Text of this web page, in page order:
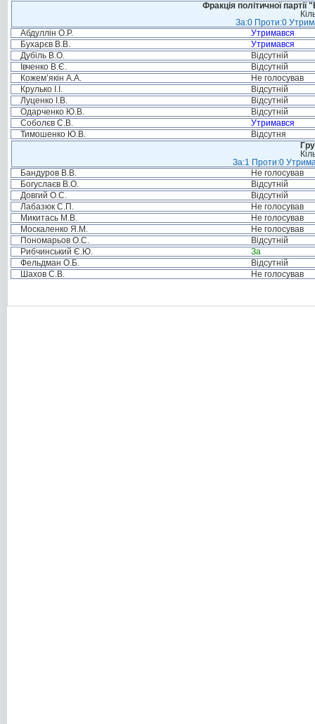
Фракція політичної
За:0 Проти:0
Абдуллін О.Р.
Утримався
Бухарєв В.В.
Утримався
Дубіль В.О.
Відсутній
Івченко В.Є.
Відсутній
Кожем’якін А.А.
Не голосував
Крулько І.І.
Відсутній
Луценко І.В.
Відсутній
Одарченко Ю.В.
Відсутній
Соболєв С.В.
Утримався
Тимошенко Ю.В.
Відсутня
За:1 Проти:0
Бандуров В.В.
Не голосував
Богуслаєв В.О.
Відсутній
Довгий О.С.
Відсутній
Лабазюк С.П.
Не голосував
Микитась М.В.
Не голосував
Москаленко Я.М.
Не голосував
Пономарьов О.С.
Відсутній
Рибчинський Є.Ю.
За
Фельдман О.Б.
Відсутній
Шахов С.В.
Не голосував